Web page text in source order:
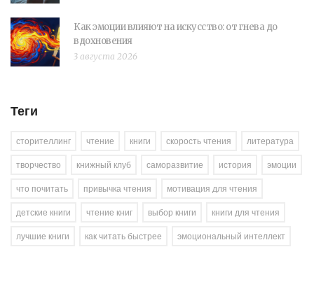
Как эмоции влияют на искусство: от гнева до
вдохновения
3 августа 2026
Теги
сторителлинг чтение книги скорость чтения
литература
творчество
книжный клуб саморазвитие история
эмоции
что почитать
привычка чтения
мотивация для чтения
детские книги
чтение книг выбор книги
книги для чтения
лучшие книги
как читать быстрее эмоциональный интеллект